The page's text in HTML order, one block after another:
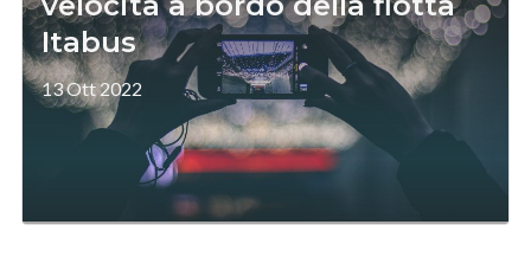
Itabus
13 Ott 2022